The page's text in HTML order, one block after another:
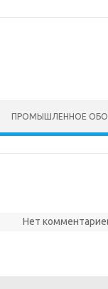
ПРОМЫШЛЕННОЕ
Нет